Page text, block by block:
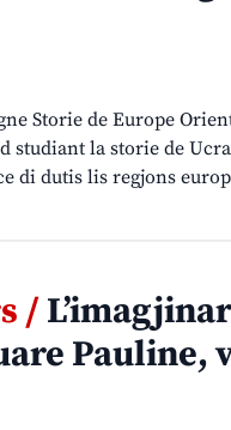
Storie de Europe
la storie de
di dutis lis regjons
/
Pauline,